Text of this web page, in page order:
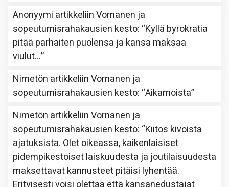
Anonyymi artikkeliinVornanen ja
sopeutumisrahakausien kesto: “Kyllä byrokratia
pitää parhaiten puolensa ja kansa maksaa
viulut…”
Nimetön artikkeliinVornanen ja
sopeutumisrahakausien kesto: “Aikamoista”
Nimetön artikkeliinVornanen ja
sopeutumisrahakausien kesto: “Kiitos kivoista
ajatuksista. Olet oikeassa, kaikenlaisiset
pidempikestoiset laiskuudesta ja joutilaisuudesta
maksettavat kannusteet pitäisi lyhentää.